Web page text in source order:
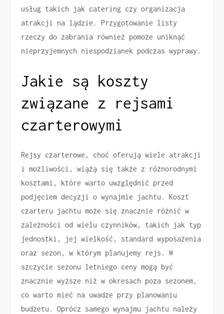
usług takich jak catering czy organizacja
atrakcji na lądzie. Przygotowanie listy
rzeczy do zabrania również pomoże uniknąć
nieprzyjemnych niespodzianek podczas wyprawy.
Jakie są koszty
związane z rejsami
czarterowymi
Rejsy czarterowe, choć oferują wiele atrakcji
i możliwości, wiążą się także z różnorodnymi
kosztami, które warto uwzględnić przed
podjęciem decyzji o wynajmie jachtu. Koszt
czarteru jachtu może się znacznie różnić w
zależności od wielu czynników, takich jak typ
jednostki, jej wielkość, standard wyposażenia
oraz sezon, w którym planujemy rejs. W
szczycie sezonu letniego ceny mogą być
znacznie wyższe niż w okresach poza sezonem,
co warto mieć na uwadze przy planowaniu
budżetu. Oprócz samego wynajmu jachtu należy